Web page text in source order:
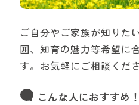
ご自分やご家族が知りた
囲、知育の魅力等希望に
す。お気軽にご相談くださ
こんな人におすすめ！